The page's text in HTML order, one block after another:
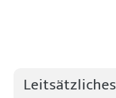
Leitsätzliches